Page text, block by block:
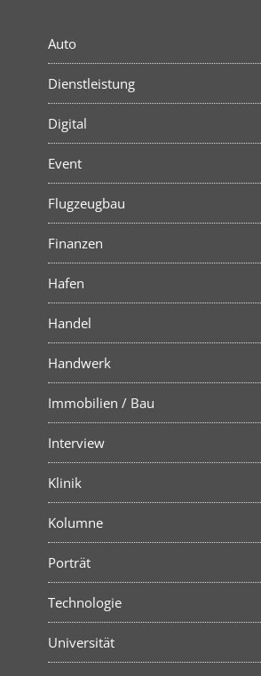
Auto
Dienstleistung
Digital
Event
Flugzeugbau
Finanzen
Hafen
Handel
Handwerk
Immobilien / Bau
Interview
Klinik
Kolumne
Porträt
Technologie
Universität